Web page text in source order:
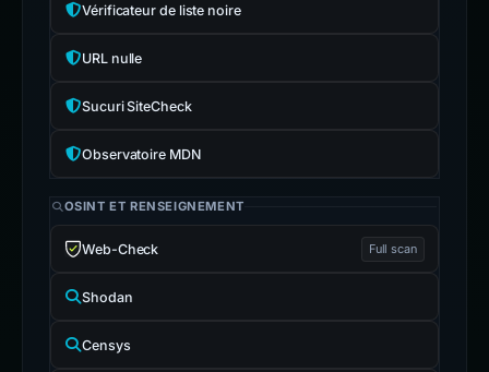
Vérificateur de liste noire
URL nulle
Sucuri SiteCheck
Observatoire MDN
OSINT ET RENSEIGNEMENT
Web-Check Full scan
Shodan
Censys